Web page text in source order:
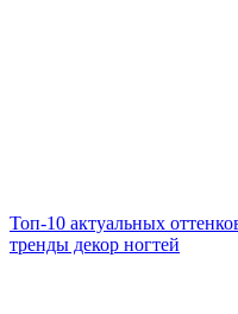
Топ-10 актуальных
тренды декор ногтей